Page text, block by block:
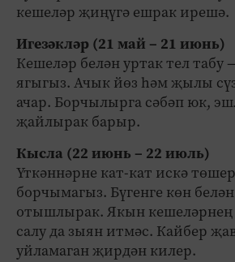
кешеләр җиңүгә ешрак ирешә.
Игезәкләр (21 май – 21 июнь)
Кешеләр белән уртак тел табу
ягыгыз. Ачык йөз һәм җылы
ачар. Борчылырга сәбәп юк,
җайлырак барыр.
Кысла (22 июнь – 22 июль)
Үткәннәрне кат-кат искә
борчымагыз. Бүгенге көн
отышлырак. Якын кешеләрнең
салу да зыян итмәс. Кайбер
уйламаган җирдән килер.